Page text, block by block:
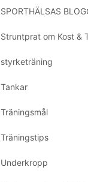
SPORTHÄLSAS
Struntprat om Kost &
styrketräning
Tankar
Träningsmål
Träningstips
Underkropp